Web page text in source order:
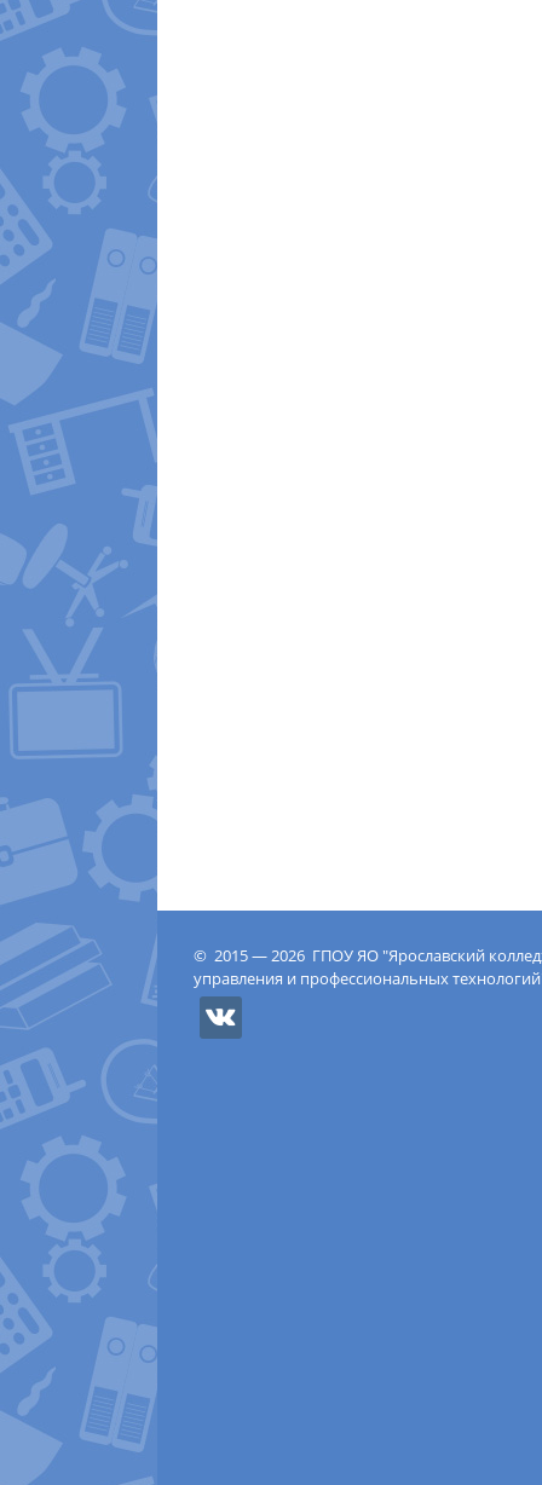
© 2015 — 2026 ГПОУ ЯО "Ярославский
управления и профессиональных